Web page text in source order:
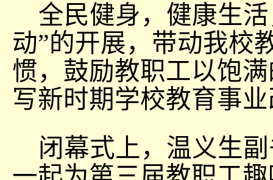
全民健身，健康生
动”的开展，带动我校
惯，鼓励教职工以饱
写新时期学校教育事
闭幕式上，温义生